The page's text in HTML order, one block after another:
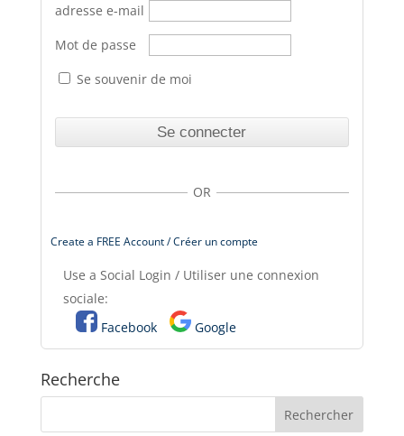
adresse e-mail
Mot de passe
Se souvenir de moi
OR
Create a FREE Account / Créer un compte
Use a Social Login / Utiliser une connexion
sociale:
Facebook
Google
Recherche